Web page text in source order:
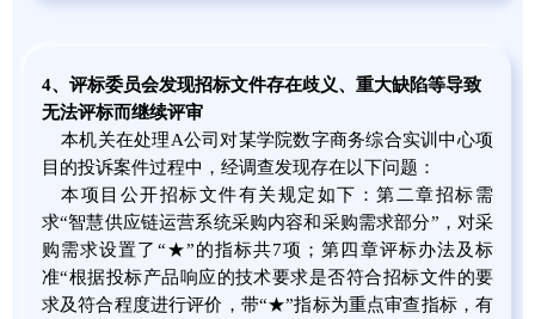
4、评标委员会发现招标文件存在歧义、重大缺陷等导致
无法评标而继续评审
本机关在处理A公司对某学院数字商务综合实训中心项
目的投诉案件过程中，经调查发现存在以下问题：
本项目公开招标文件有关规定如下：第二章招标需
求“智慧供应链运营系统采购内容和采购需求部分”，对采
购需求设置了“★”的指标共7项；第四章评标办法及标
准“根据投标产品响应的技术要求是否符合招标文件的要
求及符合程度进行评价，带“★”指标为重点审查指标，有